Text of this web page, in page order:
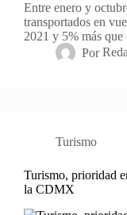
Entre enero y
transportados en
2021 y 5% más que
Por
Turismo
Turismo, prioridad
la CDMX